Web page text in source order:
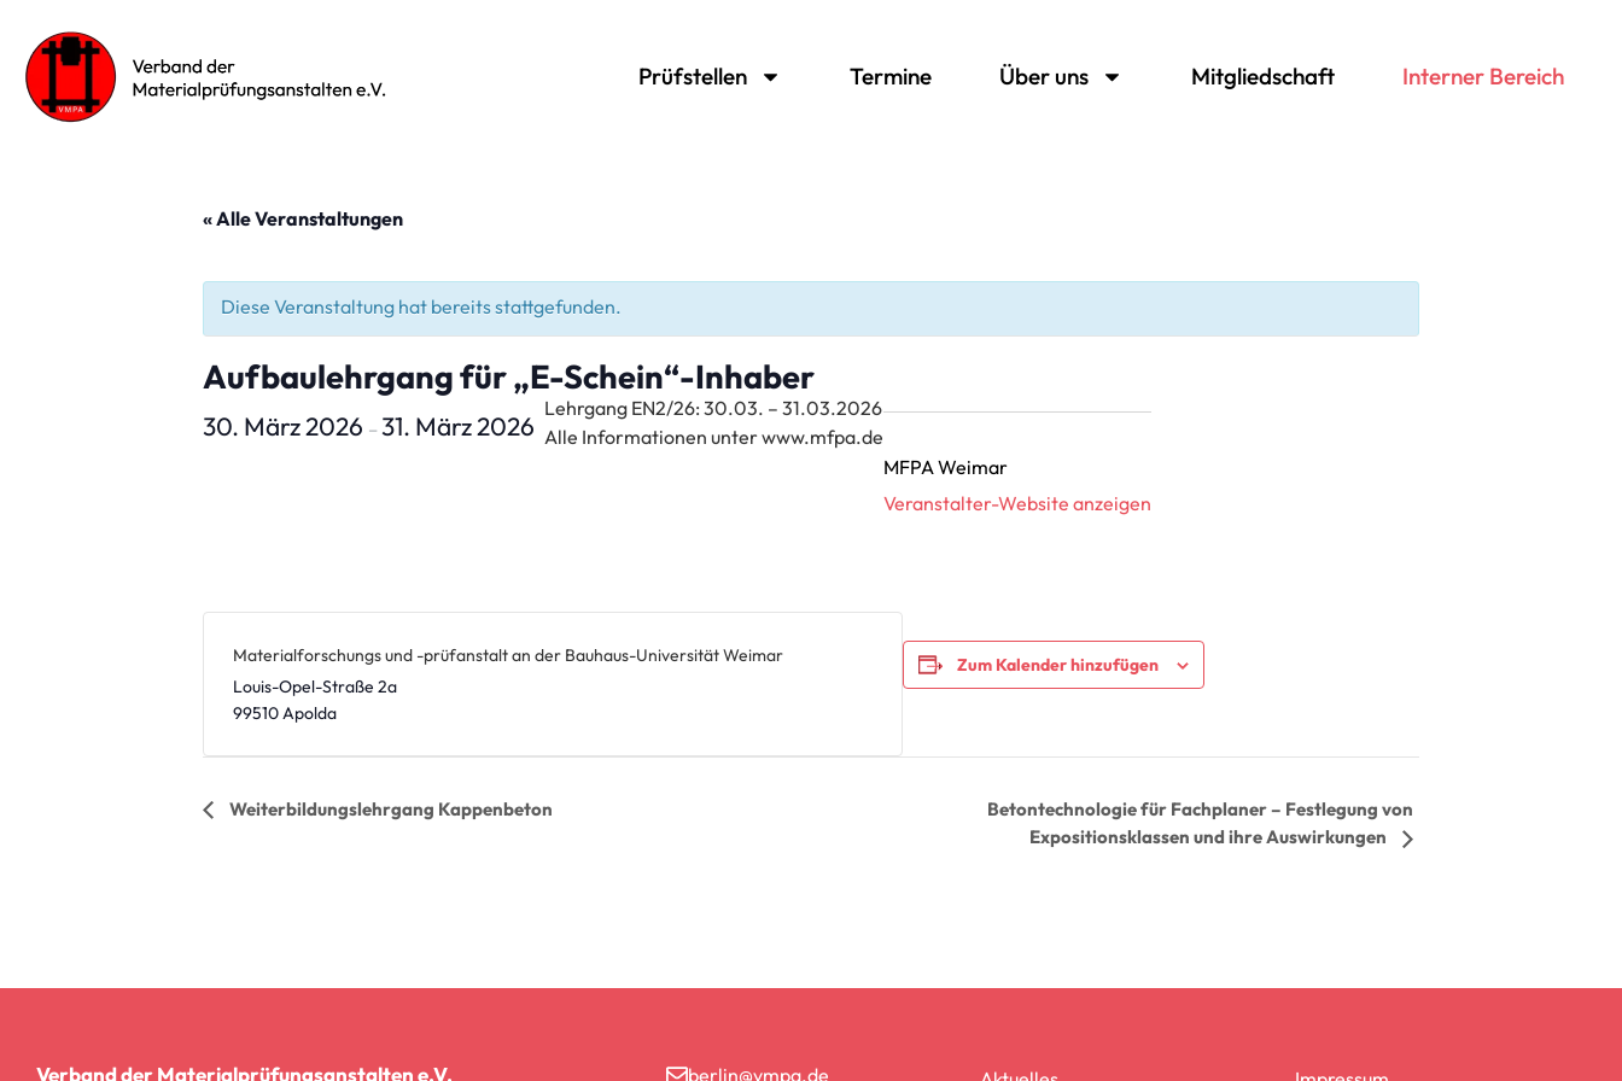
Prüfstellen Termine Über uns Mitgliedschaft Interner Bereich
« Alle Veranstaltungen
Diese Veranstaltung hat bereits stattgefunden.
Aufbaulehrgang für „E-Schein“-Inhaber
30. März 2026 – 31. März 2026
Lehrgang EN2/26: 30.03. – 31.03.2026
Alle Informationen unter www.mfpa.de
MFPA Weimar
Veranstalter-Website anzeigen
Materialforschungs und -prüfanstalt an der Bauhaus-Universität Weimar
Louis-Opel-Straße 2a
99510 Apolda
Zum Kalender hinzufügen
Veranstaltung
Weiterbildungslehrgang Kappenbeton
Betontechnologie für Fachplaner – Festlegung von
Expositionsklassen und ihre Auswirkungen
Verband der Materialprüfungsanstalten e.V. berlin@vmpa.de